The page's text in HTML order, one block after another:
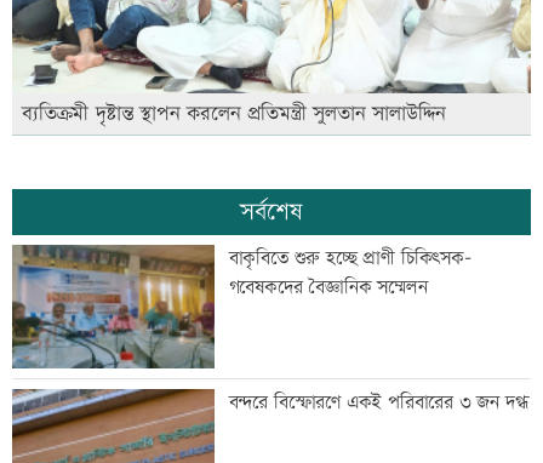
ব্যতিক্রমী দৃষ্টান্ত স্থাপন করলেন প্রতিমন্ত্রী সুলতান সালাউদ্দিন
সর্বশেষ
বাকৃবিতে শুরু হচ্ছে প্রাণী চিকিৎসক-
গবেষকদের বৈজ্ঞানিক সম্মেলন
বন্দরে বিস্ফোরণে একই পরিবারের ৩ জন দগ্ধ